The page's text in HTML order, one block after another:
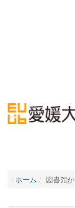
ホーム 図書館